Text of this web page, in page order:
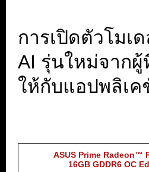
การเปิดตัวโมเ
AI รุ่นใหม่จาก
ให้กับแอปพลิเค
ASUS Prime Radeon™
16GB GDDR6 OC